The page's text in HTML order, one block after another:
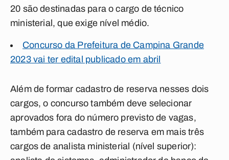
20 são destinadas para o cargo de técnico
ministerial, que exige nível médio.
Concurso da Prefeitura de Campina Grande
2023 vai ter edital publicado em abril
Além de formar cadastro de reserva nesses dois
cargos, o concurso também deve selecionar
aprovados fora do número previsto de vagas,
também para cadastro de reserva em mais três
cargos de analista ministerial (nível superior):